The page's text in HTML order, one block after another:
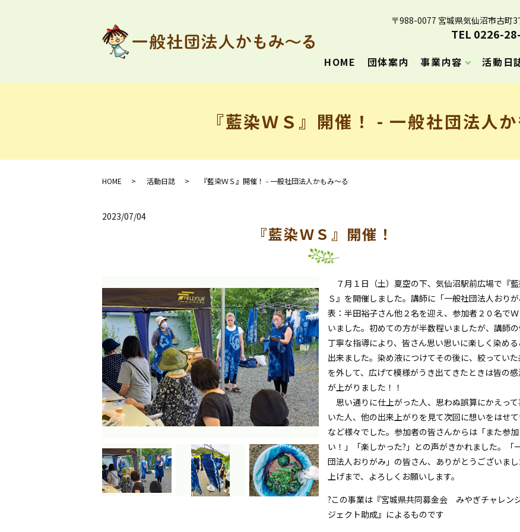
HOME 団体案内 事業内容 活動日
〒988-0077 宮城県気仙沼市古町
TEL 0226-
『藍染ＷＳ』開催！ - 一般社団法人
HOME 活動日誌 『藍染ＷＳ』開催！ - 一般社団法人かもみ～る
2023/07/04
『藍染ＷＳ』開催！
７月１日（土）夏空の下、気仙沼駅前広場で『
Ｓ』を開催しました。講師に「一般社団法人おり
表：半田裕子さん他２名を迎え、参加者２０名で
いました。初めての方が半数程いましたが、講師の
丁寧な指導により、皆さん思い思いに楽しく染め
出来ました。染め液につけてその後に、絞ってい
を外して、広げて模様がうき出てきたときは皆の
が上がりました！！
思い通りに仕上がった人、思わぬ誤算にかえって
いた人、他の出来上がりを見て次回に想いをはせて
など様々でした。参加者の皆さんからは「また参
い！」「楽しかった?」との声がきかれました。「
団法人おりがみ」の皆さん、ありがとうございま
上げまで、よろしくお願いします。
?この事業は『宮城県共同募金会 みやぎチャレン
ジェクト助成』によるものです